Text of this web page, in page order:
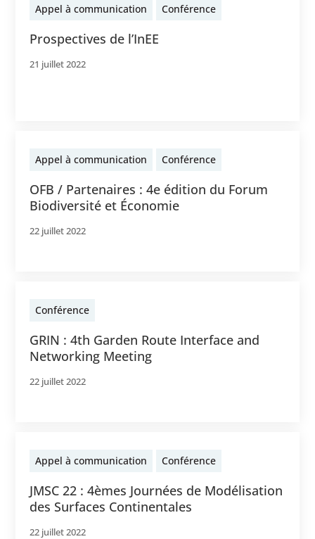
Appel à communication Conférence
Prospectives de l’InEE
21 juillet 2022
Appel à communication Conférence
OFB / Partenaires : 4e édition du Forum
Biodiversité et Économie
22 juillet 2022
Conférence
GRIN : 4th Garden Route Interface and
Networking Meeting
22 juillet 2022
Appel à communication Conférence
JMSC 22 : 4èmes Journées de Modélisation
des Surfaces Continentales
22 juillet 2022